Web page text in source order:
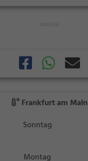
Frankfurt am Main
Sonntag
Montag